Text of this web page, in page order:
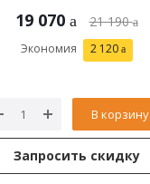
19 070 21 190
Экономия 2 120
В корзину
Запросить скидку